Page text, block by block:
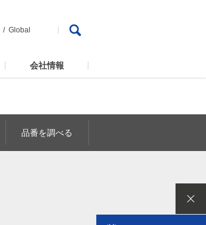
Global
会社情報
品番を調べる